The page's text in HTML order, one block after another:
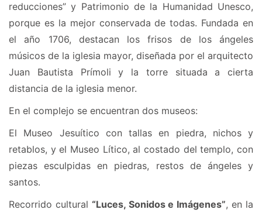
reducciones” y Patrimonio de la Humanidad Unesco,
porque es la mejor conservada de todas. Fundada en
el año 1706, destacan los frisos de los ángeles
músicos de la iglesia mayor, diseñada por el arquitecto
Juan Bautista Prímoli y la torre situada a cierta
distancia de la iglesia menor.
En el complejo se encuentran dos museos:
El Museo Jesuítico con tallas en piedra, nichos y
retablos, y el Museo Lítico, al costado del templo, con
piezas esculpidas en piedras, restos de ángeles y
santos.
Recorrido cultural “Luces, Sonidos e Imágenes”, en la